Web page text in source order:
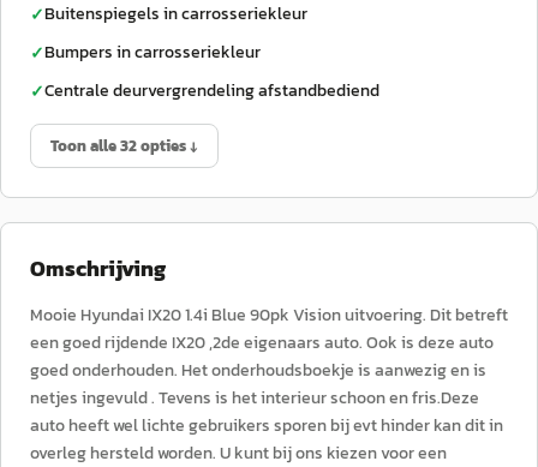
✓Buitenspiegels in carrosseriekleur
✓Bumpers in carrosseriekleur
✓Centrale deurvergrendeling afstandbediend
Toon alle 32 opties ↓
Omschrijving
Mooie Hyundai IX20 1.4i Blue 90pk Vision uitvoering. Dit betreft
een goed rijdende IX20 ,2de eigenaars auto. Ook is deze auto
goed onderhouden. Het onderhoudsboekje is aanwezig en is
netjes ingevuld . Tevens is het interieur schoon en fris.Deze
auto heeft wel lichte gebruikers sporen bij evt hinder kan dit in
overleg hersteld worden. U kunt bij ons kiezen voor een